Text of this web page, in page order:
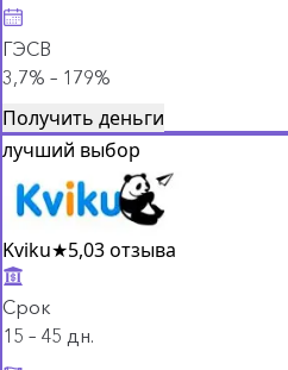
ГЭСВ
3,7% – 179%
Получить деньги
лучший выбор
Kviku★5,03 отзыва
Срок
15 – 45 дн.